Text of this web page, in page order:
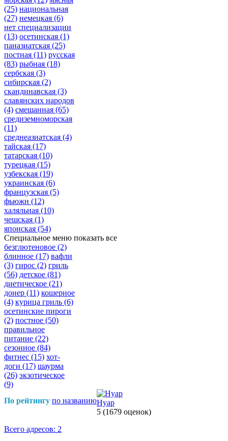
(25) национальная
(27) немецкая (6)
нет специализации
(13) осетинская (1)
паназиатская (25)
постная (11) русская
(83) рыбная (18)
сербская (3)
сибирская (2)
скандинавская (3)
славянских народов
(4) смешанная (65)
средиземноморская
(11)
среднеазиатская (4)
тайская (17)
татарская (10)
турецкая (15)
узбекская (19)
украинская (6)
французская (5)
фьюжн (12)
халяльная (10)
чешская (1)
японская (54)
Специальное меню показать все
безглютеновое (2)
блинное (17) вафли
(3) гирос (2) гриль
(56) детское (81)
диетическое (21)
донер (11) кошерное
(4) курица гриль (6)
осетинские пироги
(2) постное (50)
правильное
питание (22)
сезонное (84)
фитнес (15) хот-
доги (17) шаурма
(26) экзотическое
(9)
По рейтингу по названиюНуар
5 (1679 оценок)
Всего адресов: 2